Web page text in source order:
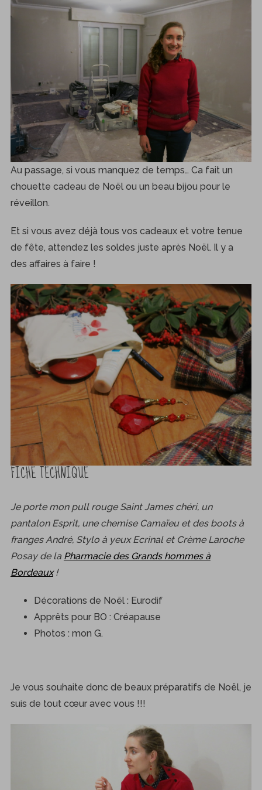
Au passage, si vous manquez de temps… Ca fait un
chouette cadeau de Noël ou un beau bijou pour le
réveillon.
Et si vous avez déjà tous vos cadeaux et votre tenue
de fête, attendez les soldes juste après Noël. Il y a
des affaires à faire !
FICHE TECHNIQUE
Je porte mon pull rouge Saint James chéri, un
pantalon Esprit, une chemise Camaïeu et des boots à
franges André, Stylo à yeux Ecrinal et Crème Laroche
Posay de la Pharmacie des Grands hommes à
Bordeaux!
Décorations de Noël : Eurodif
Apprêts pour BO : Créapause
Photos : mon G.
Je vous souhaite donc de beaux préparatifs de Noël, je
suis de tout cœur avec vous !!!
S
e
a
f
o
: